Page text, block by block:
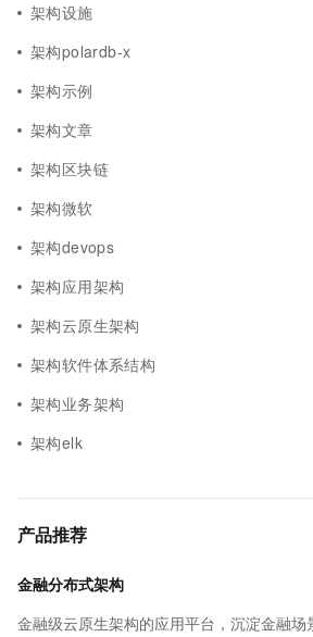
架构设施
架构polardb-x
架构示例
架构文章
架构区块链
架构微软
架构devops
架构应用架构
架构云原生架构
架构软件体系结构
架构业务架构
架构elk
产品推荐
金融分布式架构
金融级云原生架构的应用平台，沉淀金融场